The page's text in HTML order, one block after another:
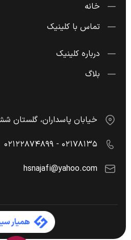
خانه
تماس با کلینیک
درباره کلینیک
بلاگ
خیابان پاسداران، گلستان
۰۲۱۷۸۱۳۵ - ۰۲۱۲۲۸۷۴۸۹۹
hsnajafi@yahoo.com